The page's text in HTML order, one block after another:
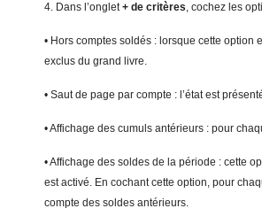
4. Dans l’onglet+ de critères, cochez les
• Hors comptes soldés : lorsque cette
exclus du grand livre.
• Saut de page par compte : l’état est
• Affichage des cumuls antérieurs : pour
• Affichage des soldes de la période : cette
est activé. En cochant cette option, pour
compte des soldes antérieurs.